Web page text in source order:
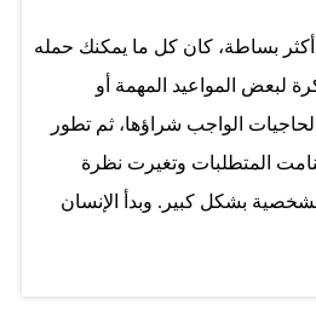
أكثر بساطة، كان كل ما يمكنك حمله
لبعض المواعيد المهمة أو
الواجب شراؤها، ثم تطور
المتطلبات وتغيرت نظرة
بشكل كبير. وبدأ الإنسان